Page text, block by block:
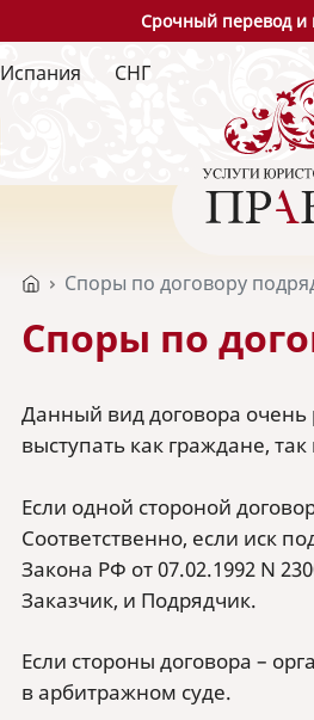
Срочный перевод и
Испания СНГ
Споры по договору
Споры по
Данный вид договора очень
выступать как граждане,
Если одной стороной
Соответственно, если иск
Закона РФ от 07.02.1992 N
Заказчик, и Подрядчик.
Если стороны договора –
в арбитражном суде.